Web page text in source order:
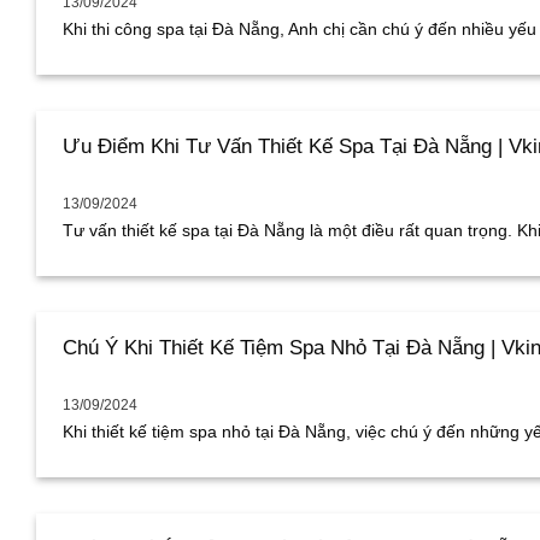
13/09/2024
Khi thi công spa tại Đà Nẵng, Anh chị cần chú ý đến nhiều yếu
Ưu Điểm Khi Tư Vấn Thiết Kế Spa Tại Đà Nẵng |
13/09/2024
Tư vấn thiết kế spa tại Đà Nẵng là một điều rất quan trọng.
Chú Ý Khi Thiết Kế Tiệm Spa Nhỏ Tại Đà Nẵng |
13/09/2024
Khi thiết kế tiệm spa nhỏ tại Đà Nẵng, việc chú ý đến những